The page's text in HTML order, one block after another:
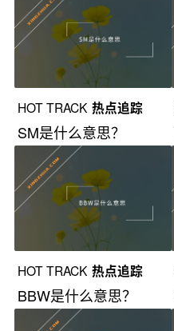
HOT TRACK 热点追踪
SM是什么意思？
HOT TRACK 热点追踪
BBW是什么意思？